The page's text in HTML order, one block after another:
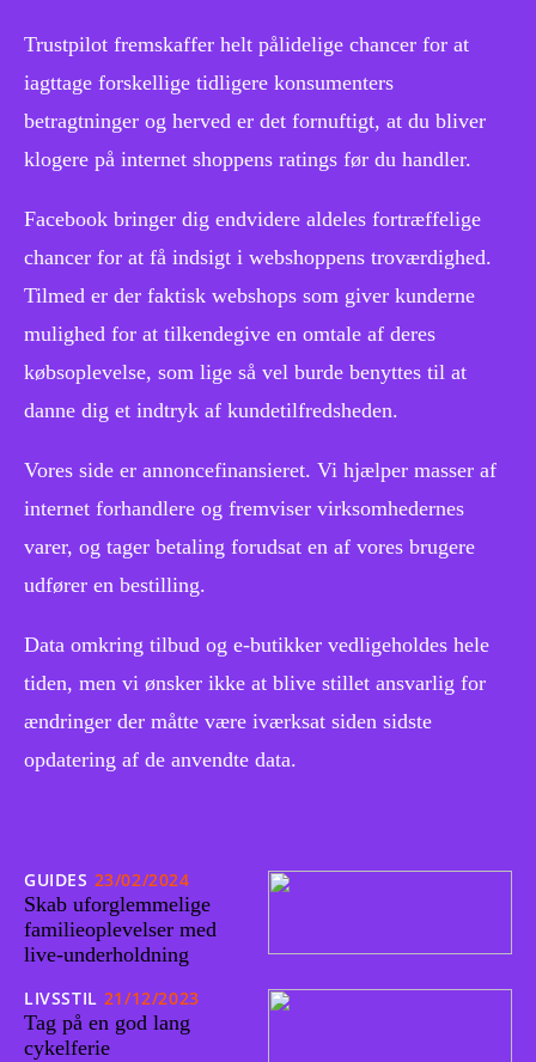
Trustpilot fremskaffer helt pålidelige chancer for at
iagttage forskellige tidligere konsumenters
betragtninger og herved er det fornuftigt, at du bliver
klogere på internet shoppens ratings før du handler.
Facebook bringer dig endvidere aldeles fortræffelige
chancer for at få indsigt i webshoppens troværdighed.
Tilmed er der faktisk webshops som giver kunderne
mulighed for at tilkendegive en omtale af deres
købsoplevelse, som lige så vel burde benyttes til at
danne dig et indtryk af kundetilfredsheden.
Vores side er annoncefinansieret. Vi hjælper masser af
internet forhandlere og fremviser virksomhedernes
varer, og tager betaling forudsat en af vores brugere
udfører en bestilling.
Data omkring tilbud og e-butikker vedligeholdes hele
tiden, men vi ønsker ikke at blive stillet ansvarlig for
ændringer der måtte være iværksat siden sidste
opdatering af de anvendte data.
GUIDES 23/02/2024
Skab uforglemmelige
familieoplevelser med
live-underholdning
LIVSSTIL 21/12/2023
Tag på en god lang
cykelferie